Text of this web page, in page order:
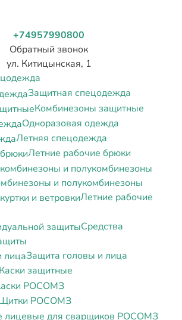
+74957990800
Обратный звонок
ул. Китицынская, 1
Защитная спецодежда
Комбинезоны защитные
Одноразовая одежда
Летняя спецодежда
Летние рабочие брюки
и полукомбинезоны
Летние рабочие
Средства
Защита головы и лица
Каски защитные
РОСОМЗ
РОСОМЗ